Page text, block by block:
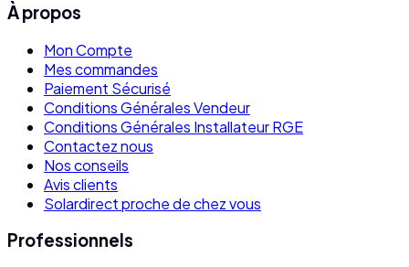
À propos
Mon Compte
Mes commandes
Paiement Sécurisé
Conditions Générales Vendeur
Conditions Générales Installateur RGE
Contactez nous
Nos conseils
Avis clients
Solardirect proche de chez vous
Professionnels